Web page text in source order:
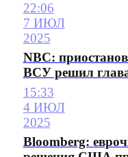
22:06
7 ИЮЛ
2025
NBC:
ВСУ решил
15:33
4 ИЮЛ
2025
Bloomberg: